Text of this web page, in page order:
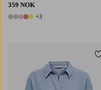
359 NOK
8 farger
+3